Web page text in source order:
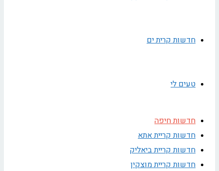
חדשות קרית ים
טעים לי
חדשות חיפה
חדשות קריית אתא
חדשות קריית ביאליק
חדשות קריית מוצקין